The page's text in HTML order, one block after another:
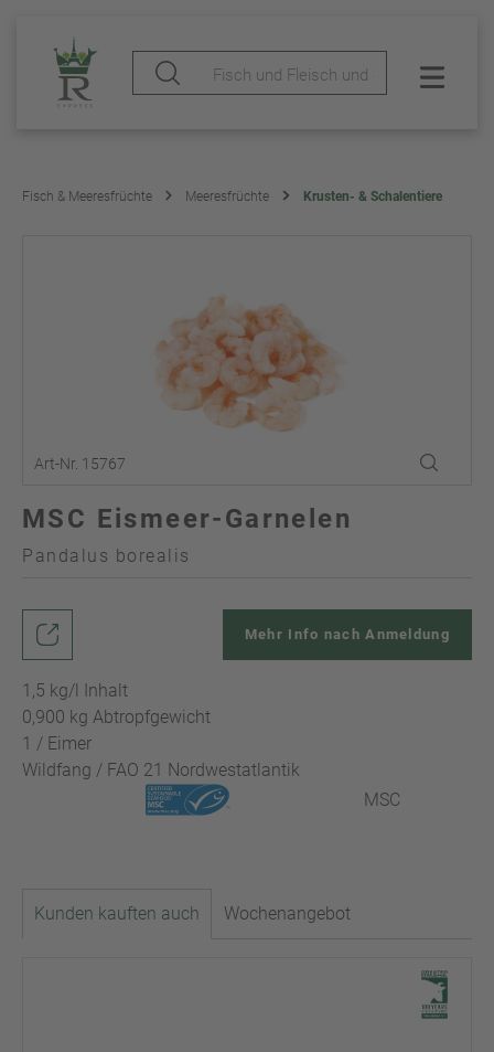
Fisch & Meeresfrüchte Meeresfrüchte Krusten- & Schalentiere
Art-Nr. 15767
MSC Eismeer-Garnelen
Pandalus borealis
1,5 kg/l Inhalt
0,900 kg Abtropfgewicht
1 / Eimer
Wildfang / FAO 21 Nordwestatlantik
MSC
Mehr Info nach Anmeldung
Kunden kauften auch Wochenangebot